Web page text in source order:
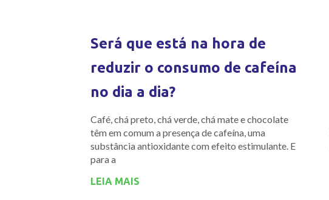
Será que está na hora de
reduzir o consumo de cafeína
no dia a dia?
Café, chá preto, chá verde, chá mate e chocolate
têm em comum a presença de cafeína, uma
substância antioxidante com efeito estimulante. E
para a
LEIA MAIS